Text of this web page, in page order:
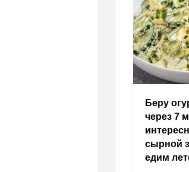
Беру
через 7
сырной
едим